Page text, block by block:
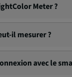
Meter ?
il mesurer ?
avec le